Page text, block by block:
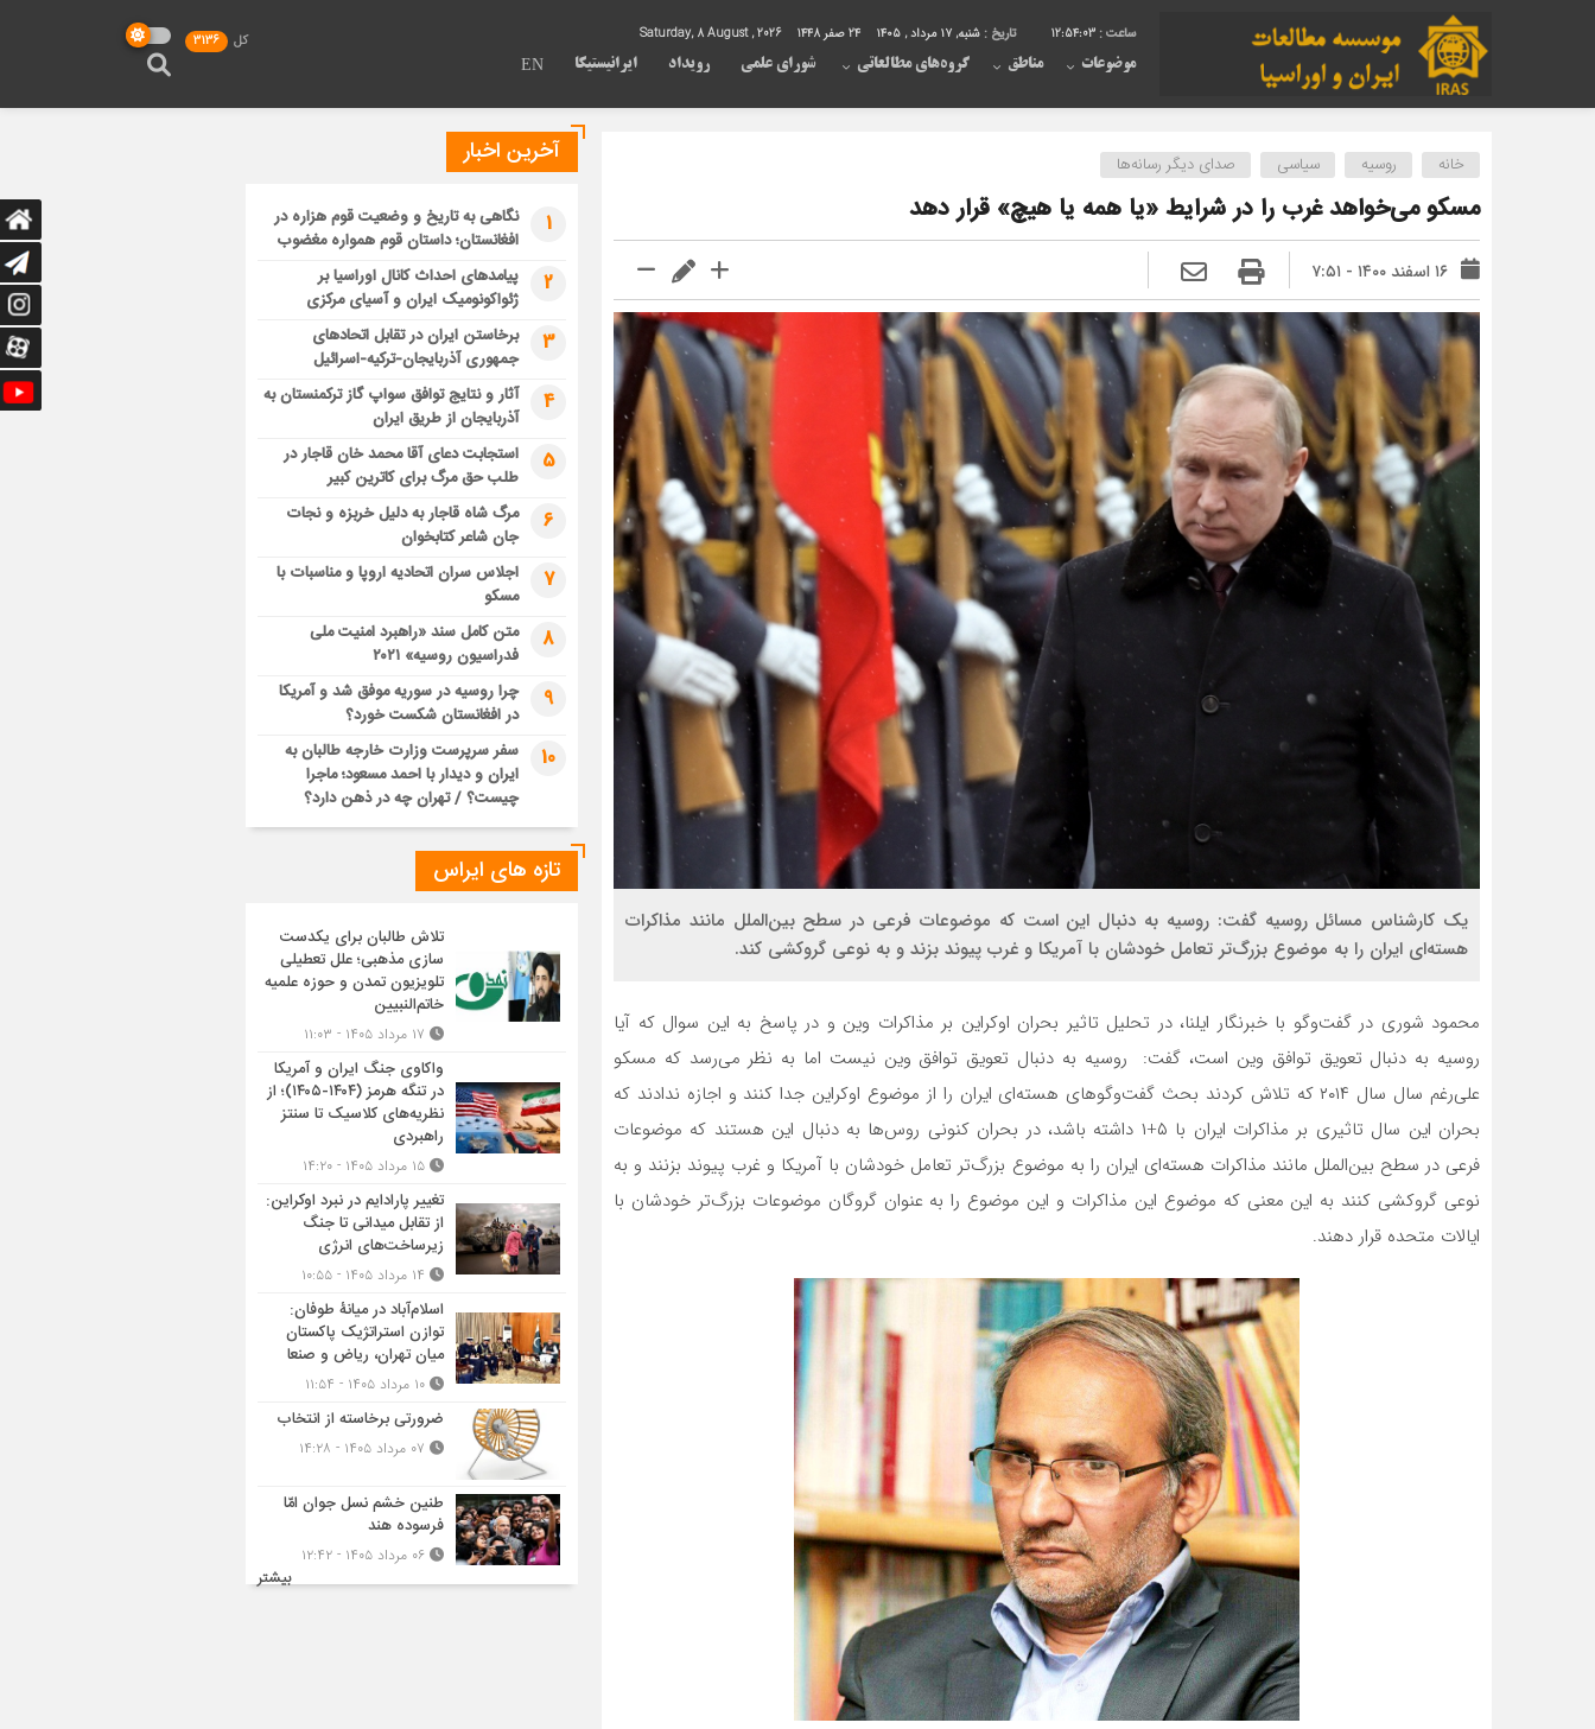
12:54:03 تاریخ : شنبه, ۱۷ مرداد , ۱۴۰۵ 24 صفر 1448
موضوعات مناطق گروه‌های مطالعاتی شورای علمی رویداد ایرانیستیکا EN
کل 3136
خانه روسیه سیاسی صدای دیگر رسانه‌ها
مسکو می‌خواهد غرب را در شرایط «یا همه یا هیچ» قرار دهد
۱۶ اسفند ۱۴۰۰ - ۷:۵۱
یک کارشناس مسائل روسیه گفت: روسیه به دنبال این است که موضوعات فرعی در سطح بین‌الملل مانند مذاکرات
هسته‌ای ایران را به موضوع بزرگ‌تر تعامل خودشان با آمریکا و غرب پیوند بزند و به نوعی گروکشی کند.
محمود شوری در گفت‌وگو با خبرنگار ایلنا، در تحلیل تاثیر بحران اوکراین بر مذاکرات وین و در پاسخ به این سوال که آیا
روسیه به دنبال تعویق توافق وین است، گفت: روسیه به دنبال تعویق توافق وین نیست اما به نظر می‌رسد که مسکو
علی‌رغم سال سال ۲۰۱۴ که تلاش کردند بحث گفت‌وگوهای هسته‌ای ایران را از موضوع اوکراین جدا کنند و اجازه ندادند که
بحران این سال تاثیری بر مذاکرات ایران با ۵+۱ داشته باشد، در بحران کنونی روس‌ها به دنبال این هستند که موضوعات
فرعی در سطح بین‌الملل مانند مذاکرات هسته‌ای ایران را به موضوع بزرگ‌تر تعامل خودشان با آمریکا و غرب پیوند بزنند و به
نوعی گروکشی کنند به این معنی که موضوع این مذاکرات و این موضوع را به عنوان گروگان موضوعات بزرگ‌تر خودشان با
ایالات متحده قرار دهند.
آخرین اخبار
1
نگاهی به تاریخ و وضعیت قوم هزاره در
افغانستان؛ داستان قوم همواره مغضوب
2
پیامدهای احداث کانال اوراسیا بر
ژئواکونومیک ایران و آسیای مرکزی
3
برخاستن ایران در تقابل اتحادهای
جمهوری آذربایجان-ترکیه-اسرائیل
4
آثار و نتایج توافق سواپ گاز ترکمنستان به
آذربایجان از طریق ایران
5
استجابت دعای آقا محمد خان قاجار در
طلب حق مرگ برای کاترین کبیر
6
مرگ شاه قاجار به دلیل خربزه و نجات
جان شاعر کتابخوان
7
اجلاس سران اتحادیه اروپا و مناسبات با
مسکو
8
متن کامل سند «راهبرد امنیت ملی
فدراسیون روسیه» ۲۰۲۱
9
چرا روسیه در سوریه موفق شد و آمریکا
در افغانستان شکست خورد؟
10
سفر سرپرست وزارت خارجه طالبان به
ایران و دیدار با احمد مسعود؛ ماجرا
چیست؟ / تهران چه در ذهن دارد؟
تازه های ایراس
تلاش طالبان برای یکدست
سازی مذهبی؛ علل تعطیلی
تلویزیون تمدن و حوزه علمیه
خاتم‌النبیین
واکاوی جنگ ایران و آمریکا
در تنگه هرمز (۱۴۰۴-۱۴۰۵)؛ از
نظریه‌های کلاسیک تا سنتز
راهبردی
تغییر پارادایم در نبرد اوکراین:
از تقابل میدانی تا جنگ
زیرساخت‌های انرژی
اسلام‌آباد در میانۀ طوفان:
توازن استراتژیک پاکستان
میان تهران، ریاض و صنعا
ضرورتی برخاسته از انتخاب
طنین خشم نسل جوان امّا
فرسوده هند
بیشتر